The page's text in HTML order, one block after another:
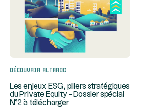
Découvrir Altaroc
Les enjeux ESG, piliers stratégiques
du Private Equity - Dossier spécial
N°2 à télécharger